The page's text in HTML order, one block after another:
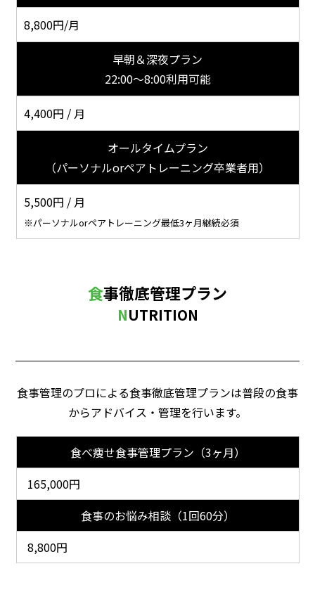
8,800円/月
早朝＆深夜プラン
22:00〜8:00利用可能
4,400円 / 月
オールタイムプラン
（パーソナルorペアトレーニング卒業者用）
5,500円 / 月
※パーソナルorペアトレーニング最低3ヶ月継続必須
食事徹底管理プラン
NUTRITION
食事管理のプロによる食事徹底管理プランは普段の食事
からアドバイス・管理を行います。
食べ痩せ食事管理プラン（3ヶ月）
165,000円
食事のお悩み相談（1回60分）
8,800円